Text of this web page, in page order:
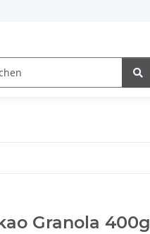
Granola 400g